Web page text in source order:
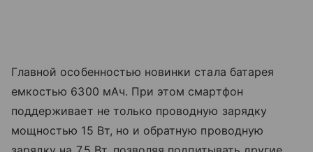
Главной особенностью новинки стала батарея
емкостью 6300 мАч. При этом смартфон
поддерживает не только проводную зарядку
мощностью 15 Вт, но и обратную проводную